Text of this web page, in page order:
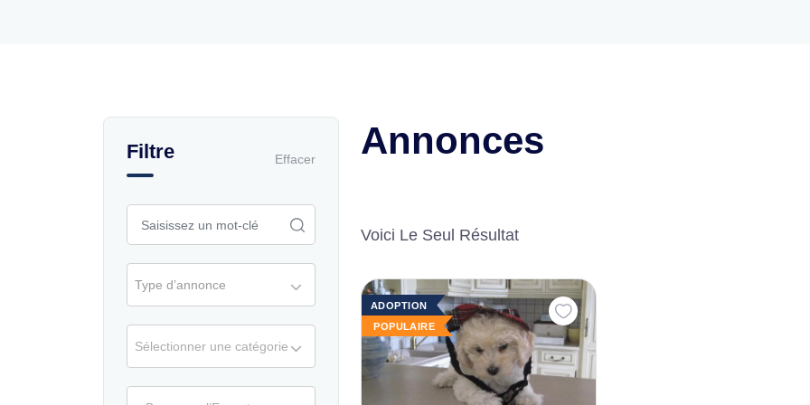
Filtre Effacer
Type d’annonce
Sélectionner une catégorie
Annonces
Voici Le Seul Résultat
ADOPTION
POPULAIRE